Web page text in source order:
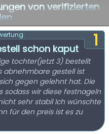
von verifizierten
1
schon kaput
tochter(jetzt 3) bestellt
abnehmbare gestell ist
gegen gelehnt hat. Die
wir diese festnageln
sehr stabil Ich wünschte
für den preis ist es zu